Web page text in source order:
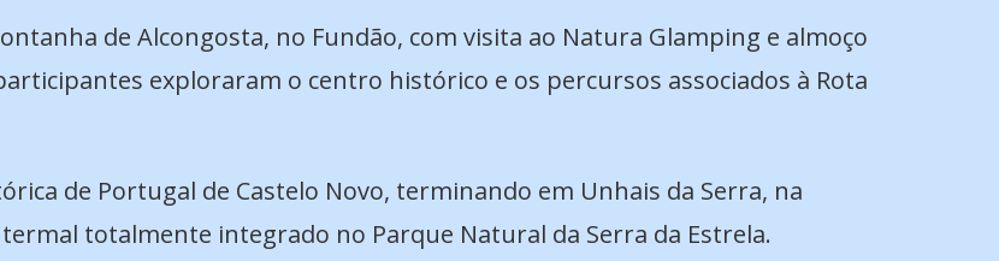
de Alcongosta, no Fundão, com visita ao Natura Glamping e almoço
exploraram o centro histórico e os percursos associados à Rota
de Portugal de Castelo Novo, terminando em Unhais da Serra, na
totalmente integrado no Parque Natural da Serra da Estrela.